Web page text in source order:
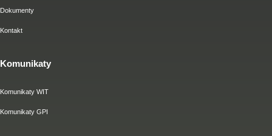
Dokumenty
Kontakt
Komunikaty
Komunikaty WIT
Komunikaty GPI